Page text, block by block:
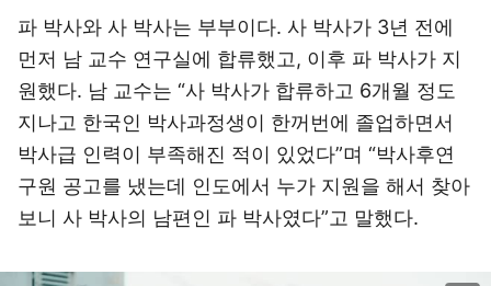
파 박사와 사 박사는 부부이다. 사 박사가 3년 전에
먼저 남 교수 연구실에 합류했고, 이후 파 박사가 지
원했다. 남 교수는 “사 박사가 합류하고 6개월 정도
지나고 한국인 박사과정생이 한꺼번에 졸업하면서
박사급 인력이 부족해진 적이 있었다”며 “박사후연
구원 공고를 냈는데 인도에서 누가 지원을 해서 찾아
보니 사 박사의 남편인 파 박사였다”고 말했다.